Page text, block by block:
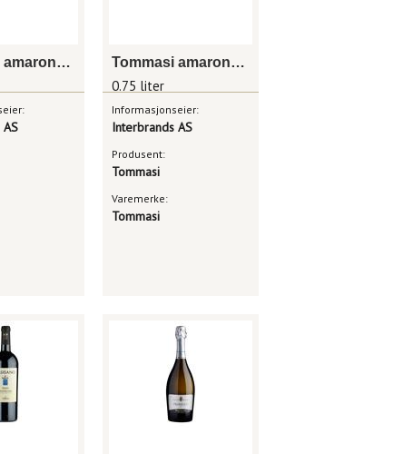
Tommasi amarone della valpolicella classico Tommasi amarone monte masua valpolicella classico il sestante
0.75 liter
Informasjonseier:
Interbrands AS
Produsent:
Tommasi
Varemerke:
Tommasi